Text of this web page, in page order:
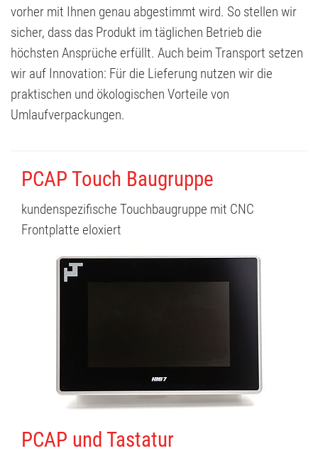
vorher mit Ihnen genau abgestimmt wird. So stellen wir
sicher, dass das Produkt im täglichen Betrieb die
höchsten Ansprüche erfüllt. Auch beim Transport setzen
wir auf Innovation: Für die Lieferung nutzen wir die
praktischen und ökologischen Vorteile von
Umlaufverpackungen.
PCAP Touch Baugruppe
kundenspezifische Touchbaugruppe mit CNC
Frontplatte eloxiert
PCAP und Tastatur